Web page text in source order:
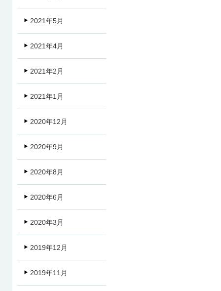
2021年5月
2021年4月
2021年2月
2021年1月
2020年12月
2020年9月
2020年8月
2020年6月
2020年3月
2019年12月
2019年11月